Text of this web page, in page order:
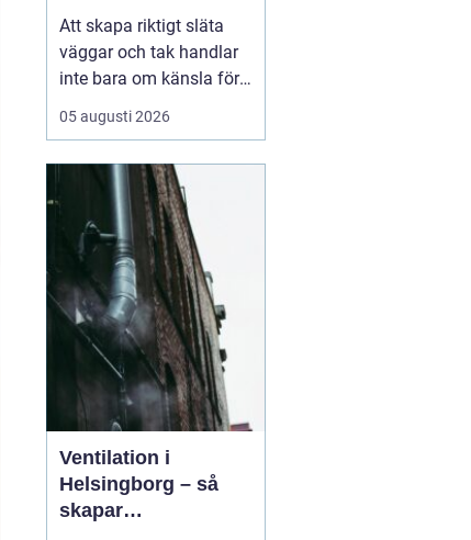
arbete
Att skapa riktigt släta
väggar och tak handlar
inte bara om känsla för
finish. Valet av metod
och material påverkar
tidsåtgång och
slutresultat. Härkommer
Sprutspackel insom ett
mo...
05 augusti 2026
Ventilation i
Helsingborg – så
skapar